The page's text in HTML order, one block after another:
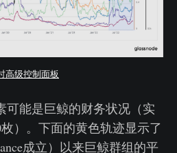
高级控制面板
可能是巨鲸的财务状况（实
）。下面的黄色轨迹显示了
成立）以来巨鲸群组的平